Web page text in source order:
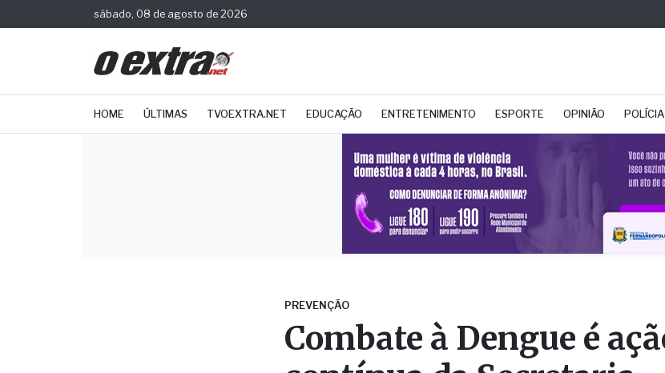
sábado, 08 de agosto de 2026
HOME ÚLTIMAS TVOEXTRA.NET EDUCAÇÃO ENTRETENIMENTO ESPORTE OPINIÃO POLÍCIA